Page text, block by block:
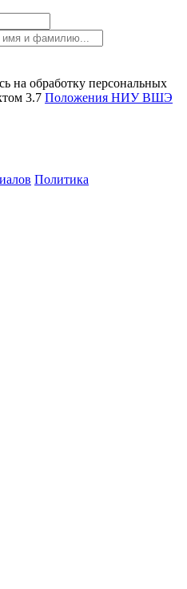
на обработку персональных
3.7 Положения НИУ ВШЭ
Политика